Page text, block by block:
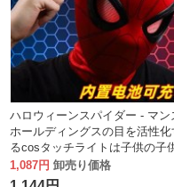
ハロウィーンスパイダー - マン
ホールディングスの目を活性化
るcosタッチライトは子供の子
子供のおもちゃを着る
1,087円 卸売り価格